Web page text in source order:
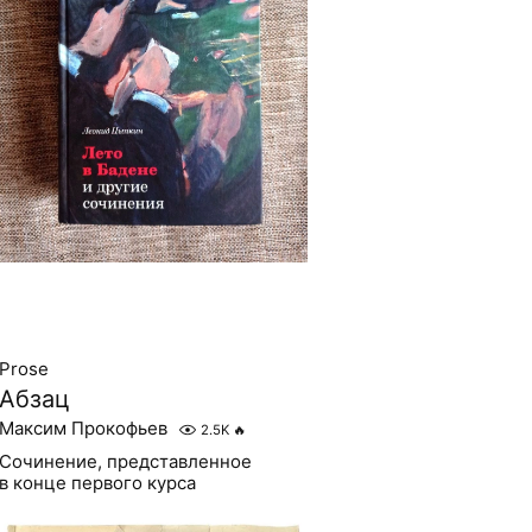
Прокофьев 2.5K 🔥
представленное
конце первого курса